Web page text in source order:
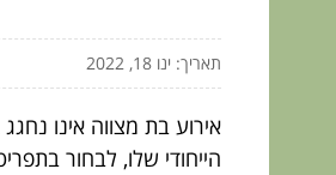
תאריך: ינו 18, 2022
אירוע בת מצווה אינו
הייחודי שלו, לבחור